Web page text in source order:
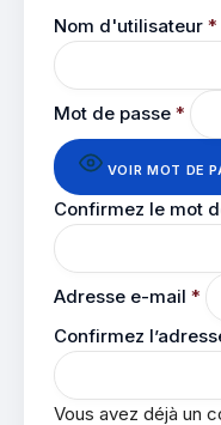
Nom d'utilisateur *
Mot de passe *
VOIR MOT DE
Confirmez le mot
Adresse e-mail *
Confirmez
Vous avez déjà un